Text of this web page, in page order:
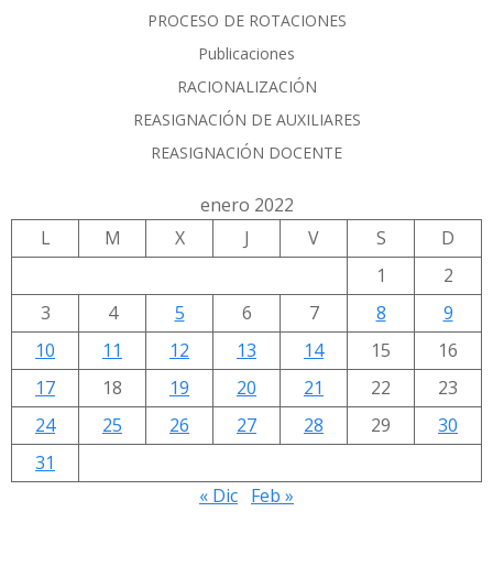
PROCESO DE ROTACIONES
Publicaciones
RACIONALIZACIÓN
REASIGNACIÓN DE AUXILIARES
REASIGNACIÓN DOCENTE
enero 2022
L
M X J V S
D
1
2
3
4 5 6 7 8
9
10
11 12 13 14 15
16
17
18 19 20 21 22
23
24
25 26 27 28 29
30
31
« Dic Feb »